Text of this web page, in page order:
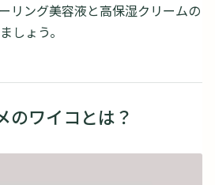
ーリング美容液と高保湿クリームの
しょう。
のワイコとは？